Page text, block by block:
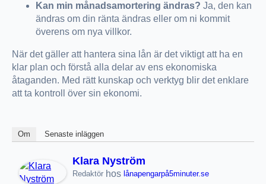
Kan min månadsamortering ändras? Ja, den kan
ändras om din ränta ändras eller om ni kommit
överens om nya villkor.
När det gäller att hantera sina lån är det viktigt att ha en
klar plan och förstå alla delar av ens ekonomiska
åtaganden. Med rätt kunskap och verktyg blir det enklare
att ta kontroll över sin ekonomi.
Om Senaste inläggen
Klara Nyström
Redaktör hos lånapengarpå5minuter.se